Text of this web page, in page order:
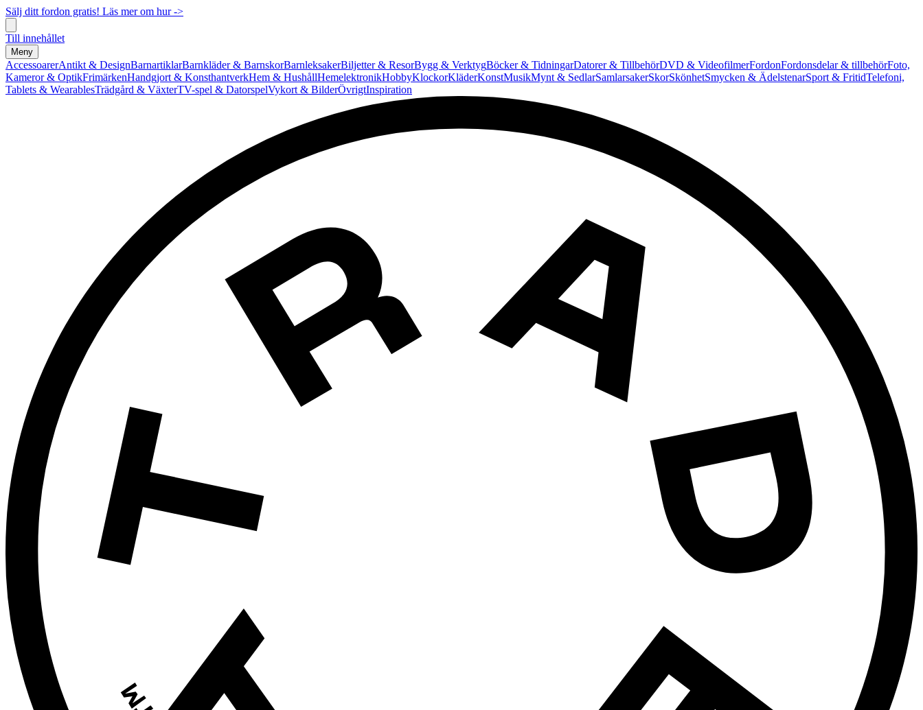
Sälj ditt fordon gratis! Läs mer om hur ->
Till innehållet
Meny
AccessoarerAntikt & DesignBarnartiklarBarnkläder & BarnskorBarnleksakerBiljetter & ResorBygg & VerktygBöcker & TidningarDatorer & TillbehörDVD & VideofilmerFordonFordonsdelar & tillbehörFoto,
Kameror & OptikFrimärkenHandgjort & KonsthantverkHem & HushållHemelektronikHobbyKlockorKläderKonstMusikMynt & SedlarSamlarsakerSkorSkönhetSmycken & ÄdelstenarSport & FritidTelefoni,
Tablets & WearablesTrädgård & VäxterTV-spel & DatorspelVykort & BilderÖvrigtInspiration